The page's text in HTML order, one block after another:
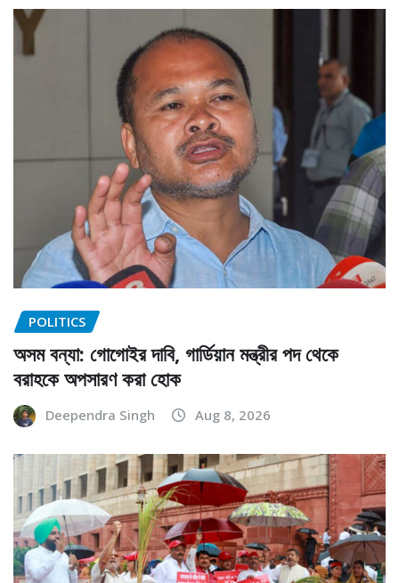
POLITICS
অসম বন্যা: গোগোইর দাবি, গার্ডিয়ান মন্ত্রীর পদ থেকে
বরাহকে অপসারণ করা হোক
Deependra Singh Aug 8, 2026